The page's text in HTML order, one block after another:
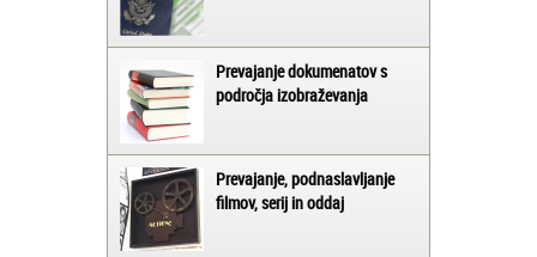
Prevajanje dokumenatov s
področja izobraževanja
Prevajanje, podnaslavljanje
filmov, serij in oddaj